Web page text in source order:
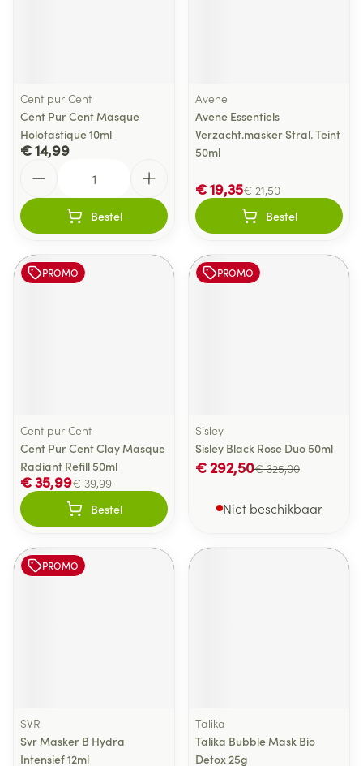
Cent pur Cent
Cent Pur Cent Masque
Holotastique 10ml
€ 14,99
Bestel
Avene
Avene Essentiels
Verzacht.masker Stral. Teint
50ml
€ 21,50
€ 19,35
Bestel
PROMO
Cent pur Cent
Cent Pur Cent Clay Masque
Radiant Refill 50ml
€ 39,99
€ 35,99
Bestel
PROMO
Sisley
Sisley Black Rose Duo 50ml
€ 325,00
€ 292,50
Niet beschikbaar
PROMO
SVR
Svr Masker B Hydra
Intensief 12ml
Talika
Talika Bubble Mask Bio
Detox 25g